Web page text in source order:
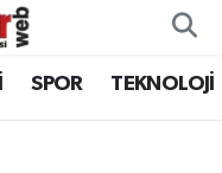
SPOR TEKNOLOJİ